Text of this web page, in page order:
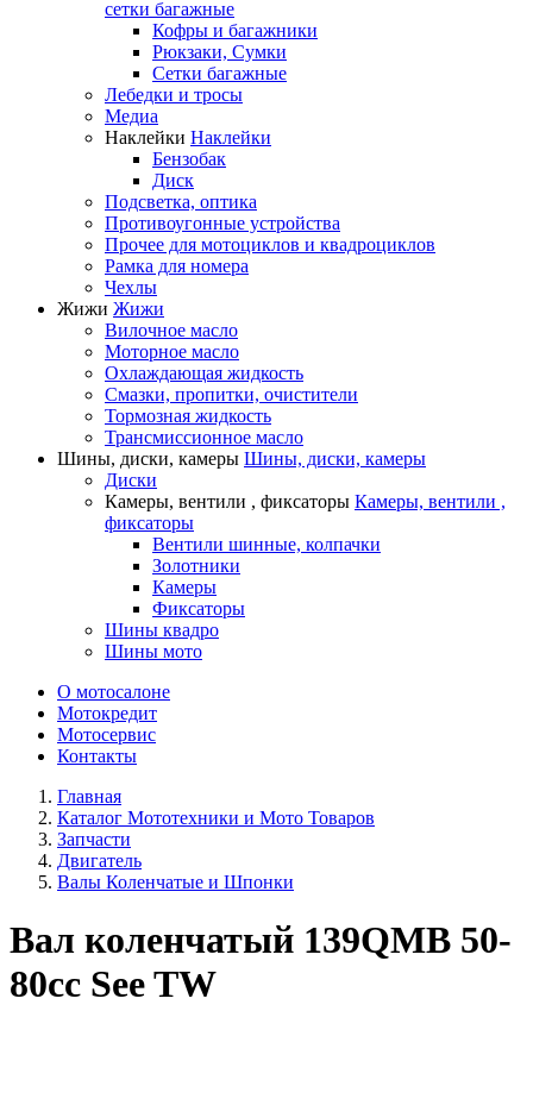
сетки багажные
Кофры и багажники
Рюкзаки, Сумки
Сетки багажные
Лебедки и тросы
Медиа
Наклейки Наклейки
Бензобак
Диск
Подсветка, оптика
Противоугонные устройства
Прочее для мотоциклов и квадроциклов
Рамка для номера
Чехлы
Жижи Жижи
Вилочное масло
Моторное масло
Охлаждающая жидкость
Смазки, пропитки, очистители
Тормозная жидкость
Трансмиссионное масло
Шины, диски, камеры Шины, диски, камеры
Диски
Камеры, вентили , фиксаторы Камеры, вентили ,
фиксаторы
Вентили шинные, колпачки
Золотники
Камеры
Фиксаторы
Шины квадро
Шины мото
О мотосалоне
Мотокредит
Мотосервис
Контакты
Главная
Каталог Мототехники и Мото Товаров
Запчасти
Двигатель
Валы Коленчатые и Шпонки
Вал коленчатый 139QMB 50-
80сс See TW